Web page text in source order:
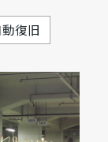
復旧